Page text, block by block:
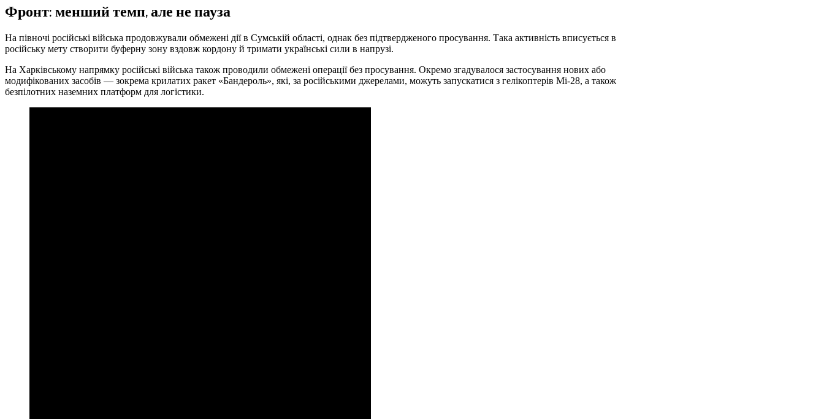
Фронт: менший темп, але не пауза
На півночі російські війська продовжували обмежені дії в Сумській області, однак без підтвердженого просування. Така активність вписується в
російську мету створити буферну зону вздовж кордону й тримати українські сили в напрузі.
На Харківському напрямку російські війська також проводили обмежені операції без просування. Окремо згадувалося застосування нових або
модифікованих засобів — зокрема крилатих ракет «Бандероль», які, за російськими джерелами, можуть запускатися з гелікоптерів Мі-28, а також
безпілотних наземних платформ для логістики.